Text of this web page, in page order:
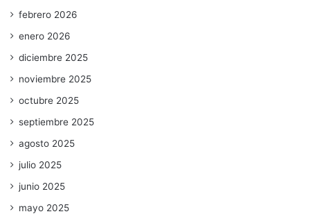
febrero 2026
enero 2026
diciembre 2025
noviembre 2025
octubre 2025
septiembre 2025
agosto 2025
julio 2025
junio 2025
mayo 2025